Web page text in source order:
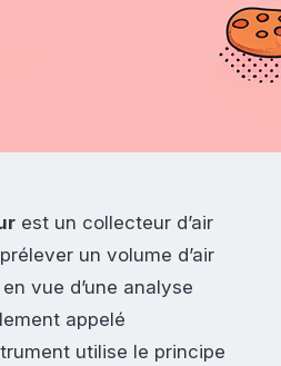
est un collecteur d’air
un volume d’air
vue d’une analyse
appelé
utilise le principe